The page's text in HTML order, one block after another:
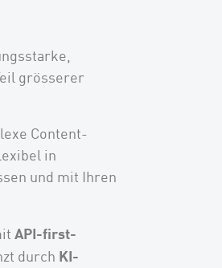
grösserer
Content-
in
und mit Ihren
API-first-
durch KI-